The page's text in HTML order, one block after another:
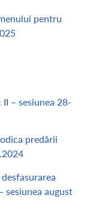
pentru
– sesiunea 28-
predării
sesiunea august